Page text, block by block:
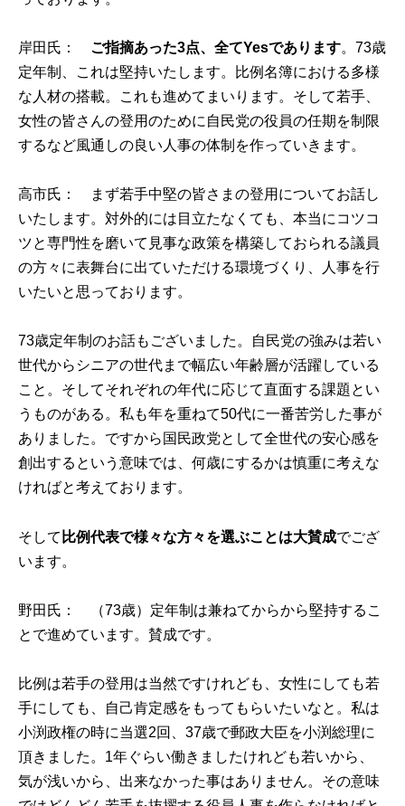
岸田氏： ご指摘あった3点、全てYesであります。73歳
定年制、これは堅持いたします。比例名簿における多様
な人材の搭載。これも進めてまいります。そして若手、
女性の皆さんの登用のために自民党の役員の任期を制限
するなど風通しの良い人事の体制を作っていきます。
高市氏： まず若手中堅の皆さまの登用についてお話し
いたします。対外的には目立たなくても、本当にコツコ
ツと専門性を磨いて見事な政策を構築しておられる議員
の方々に表舞台に出ていただける環境づくり、人事を行
いたいと思っております。
73歳定年制のお話もございました。自民党の強みは若い
世代からシニアの世代まで幅広い年齢層が活躍している
こと。そしてそれぞれの年代に応じて直面する課題とい
うものがある。私も年を重ねて50代に一番苦労した事が
ありました。ですから国民政党として全世代の安心感を
創出するという意味では、何歳にするかは慎重に考えな
ければと考えております。
そして 比例代表で様々な方々を選ぶことは大賛成でござ
います。
野田氏： （73歳）定年制は兼ねてからから堅持するこ
とで進めています。賛成です。
比例は若手の登用は当然ですけれども、女性にしても若
手にしても、自己肯定感をもってもらいたいなと。私は
小渕政権の時に当選2回、37歳で郵政大臣を小渕総理に
頂きました。1年ぐらい働きましたけれども若いから、
気が浅いから、出来なかった事はありません。その意味